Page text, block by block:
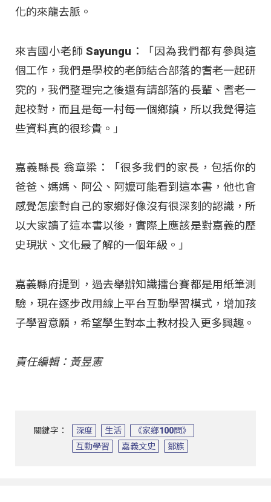
化的來龍去脈。
來吉國小老師 Sayungu：「因為我們都有參與這
個工作，我們是學校的老師結合部落的耆老一起研
究的，我們整理完之後還有請部落的長輩、耆老一
起校對，而且是每一村每一個鄉鎮，所以我覺得這
些資料真的很珍貴。」
嘉義縣長 翁章梁：「很多我們的家長，包括你的
爸爸、媽媽、阿公、阿嬤可能看到這本書，他也會
感覺怎麼對自己的家鄉好像沒有很深刻的認識，所
以大家讀了這本書以後，實際上應該是對嘉義的歷
史現狀、文化最了解的一個年級。」
嘉義縣府提到，過去舉辦知識擂台賽都是用紙筆測
驗，現在逐步改用線上平台互動學習模式，增加孩
子學習意願，希望學生對本土教材投入更多興趣。
責任編輯：黃昱憲
關鍵字： 深度 生活
《家鄉100問》
互動學習
嘉義文史 鄒族